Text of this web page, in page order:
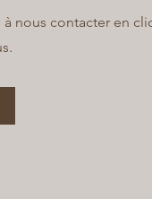
nous contacter en